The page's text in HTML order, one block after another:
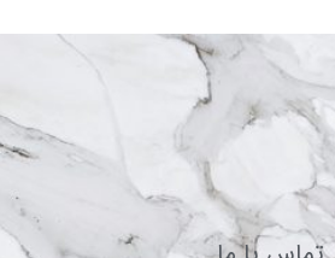
تماس با ما